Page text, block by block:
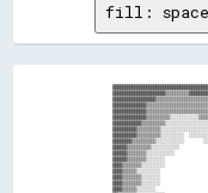
fill:
▓▓▓▓▓▓▓▓▓▓▒▒▒▒▒▒▒▒▒▒░░░░░░░░░░
▓▓▓▓▓▓▓▓▒▒▒▒▒▒▒▒▒▒░░░░░░░░░░░░
▓▓▓▓▓▓▒▒▒▒▒▒▒▒▒▒░░░░░░░░░░░░
▓▓▓▓▓▓▒▒▒▒▒▒▒▒░░░░░░░░░░░░
▓▓▓▓▓▓▒▒▒▒▒▒▒▒░░░░░░░░
▓▓▓▓▒▒▒▒▒▒▒▒░░░░░░░░░░
▓▓▓▓▒▒▒▒▒▒░░░░░░░░░░
▓▓▓▓▒▒▒▒▒▒▒▒░░░░░░░░
▓▓▓▓▒▒▒▒▒▒▒▒░░░░░░░░
▓▓▓▓▒▒▒▒▒▒░░░░░░░░